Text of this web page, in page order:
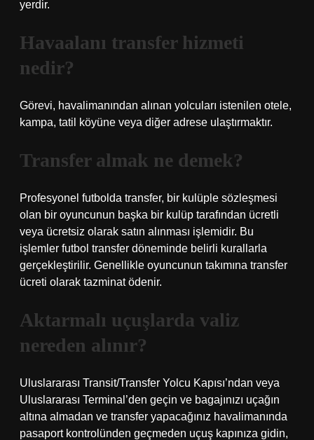
yerdir.
Havaalanı transfer hizmeti
nedir?
Görevi, havalimanından alınan yolcuları istenilen otele,
kampa, tatil köyüne veya diğer adrese ulaştırmaktır.
Transfer almak ne demek?
Profesyonel futbolda transfer, bir kulüple sözleşmesi
olan bir oyuncunun başka bir kulüp tarafından ücretli
veya ücretsiz olarak satın alınması işlemidir. Bu
işlemler futbol transfer döneminde belirli kurallarla
gerçekleştirilir. Genellikle oyuncunun takımına transfer
ücreti olarak tazminat ödenir.
Aktarmalı uçuşlarda valiz
nereden alınır?
Uluslararası Transit/Transfer Yolcu Kapısı’ndan veya
Uluslararası Terminal’den geçin ve bagajınızı uçağın
altına almadan ve transfer yapacağınız havalimanında
pasaport kontrolünden geçmeden uçuş kapınıza gidin,